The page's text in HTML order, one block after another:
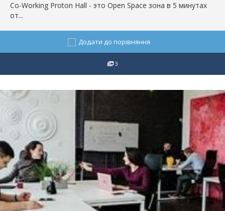
Co-Working Proton Hall - это Open Space зона в 5 минутах
от...
Додати до порівняння
3